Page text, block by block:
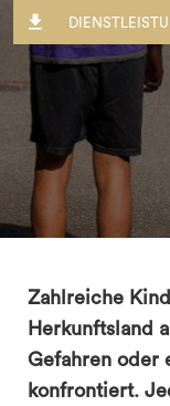

Zahlreiche
Herkunftsland
Gefahren oder
konfrontiert.